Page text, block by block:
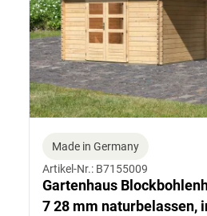
Made in Germany
Artikel-Nr.: B7155009
Gartenhaus
7 28 mm naturbelassen,